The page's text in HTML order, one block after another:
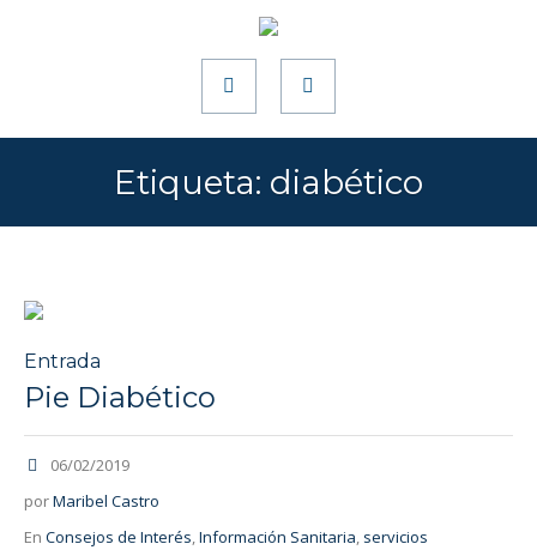
Etiqueta: diabético
Entrada
Pie Diabético
06/02/2019
porMaribel Castro
En Consejos de Interés,Información Sanitaria, servicios